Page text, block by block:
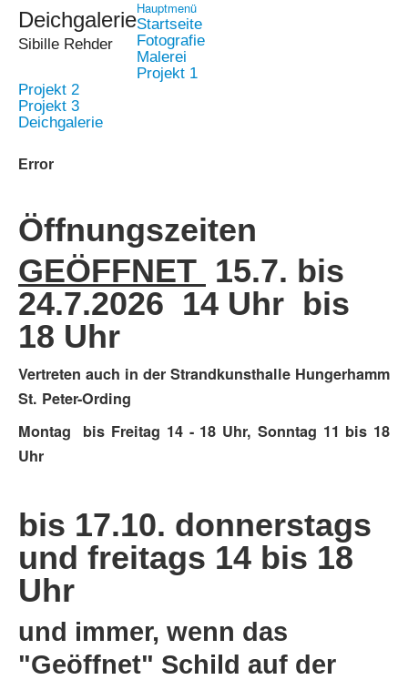
Deichgalerie
Sibille Rehder
Hauptmenü
Startseite
Fotografie
Malerei
Projekt 1
Projekt 2
Projekt 3
Deichgalerie
Error
Öffnungszeiten
GEÖFFNET 15.7. bis
24.7.2026 14 Uhr bis
18 Uhr
Vertreten auch in der Strandkunsthalle Hungerhamm
St. Peter-Ording
Montag bis Freitag 14 - 18 Uhr, Sonntag 11 bis 18
Uhr
bis 17.10. donnerstags
und freitags 14 bis 18
Uhr
und immer, wenn das
"Geöffnet" Schild auf der